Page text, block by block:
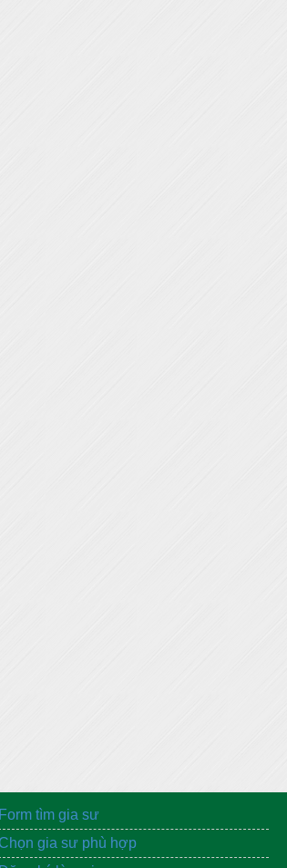
Form tìm gia sư
Chọn gia sư phù hợp